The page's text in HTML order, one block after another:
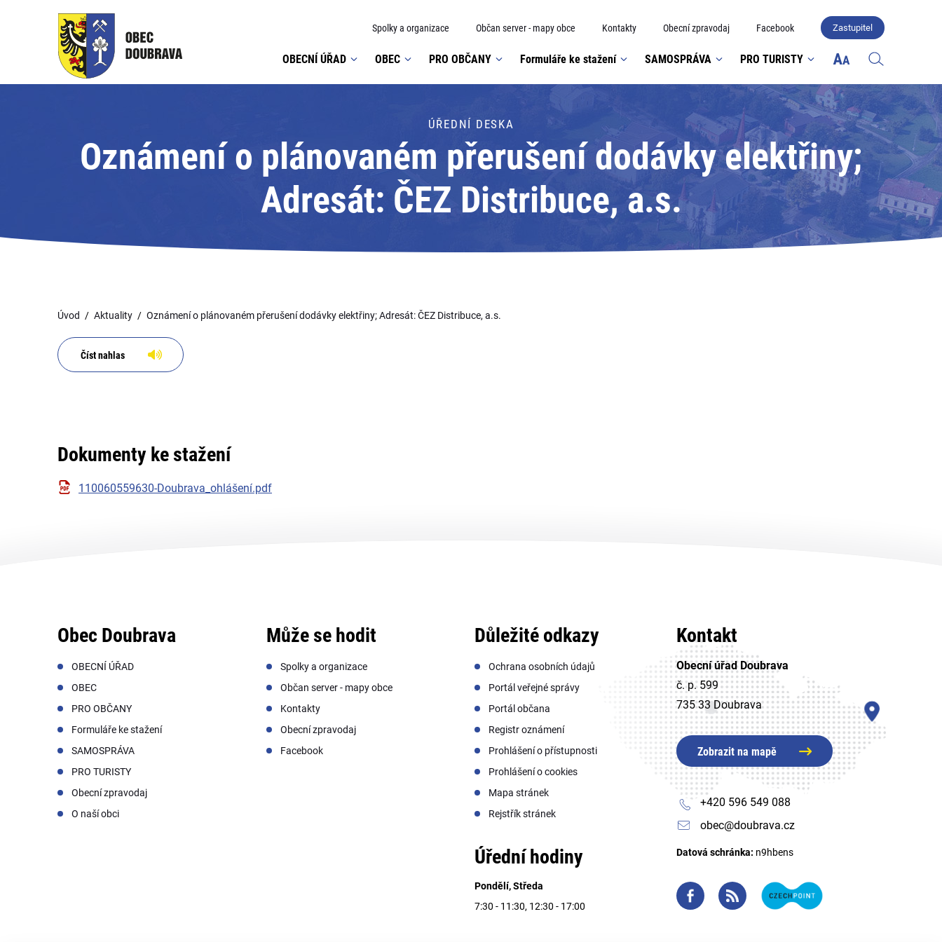
Spolky a organizace Občan server - mapy obce Kontakty Obecní zpravodaj Facebook Zastupitel
OBECNÍ ÚŘAD OBEC PRO OBČANY Formuláře ke stažení SAMOSPRÁVA PRO TURISTY
ÚŘEDNÍ DESKA
Oznámení o plánovaném přerušení dodávky elektřiny;
Adresát: ČEZ Distribuce, a.s.
Úvod Aktuality Oznámení o plánovaném přerušení dodávky elektřiny; Adresát: ČEZ Distribuce, a.s.
Číst nahlas
Dokumenty ke stažení
110060559630-Doubrava_ohlášení.pdf
Obec Doubrava
OBECNÍ ÚŘAD
OBEC
PRO OBČANY
Formuláře ke stažení
SAMOSPRÁVA
PRO TURISTY
Obecní zpravodaj
O naší obci
Může se hodit
Spolky a organizace
Občan server - mapy obce
Kontakty
Obecní zpravodaj
Facebook
Důležité odkazy
Ochrana osobních údajů
Portál veřejné správy
Portál občana
Registr oznámení
Prohlášení o přístupnosti
Prohlášení o cookies
Mapa stránek
Rejstřík stránek
Úřední hodiny
Pondělí, Středa
7:30 - 11:30, 12:30 - 17:00
Kontakt
Obecní úřad Doubrava
č. p. 599
735 33 Doubrava
Zobrazit na mapě
+420 596 549 088
obec@doubrava.cz
Datová schránka: n9hbens